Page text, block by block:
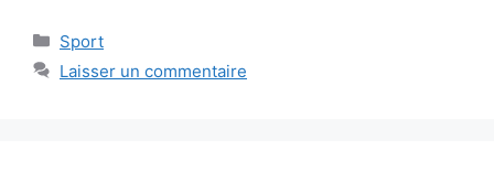
Catégories
Sport
Laisser un commentaire